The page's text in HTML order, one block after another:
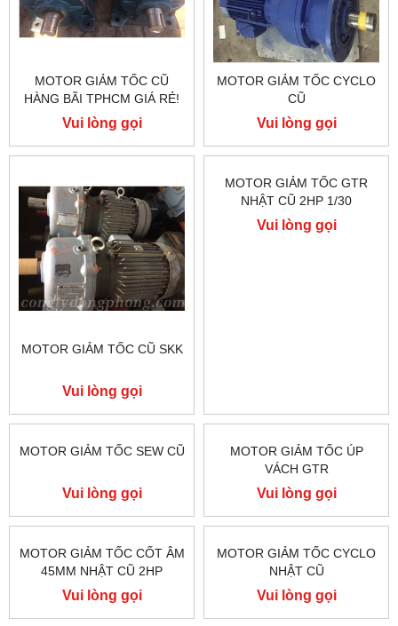
MOTOR GIẢM TỐC CŨ
HÀNG BÃI TPHCM GIÁ RẺ!
Vui lòng gọi
MOTOR GIẢM TỐC CYCLO
CŨ
Vui lòng gọi
MOTOR GIẢM TỐC CŨ SKK
Vui lòng gọi
MOTOR GIẢM TỐC SEW CŨ
MOTOR GIẢM TỐC ÚP